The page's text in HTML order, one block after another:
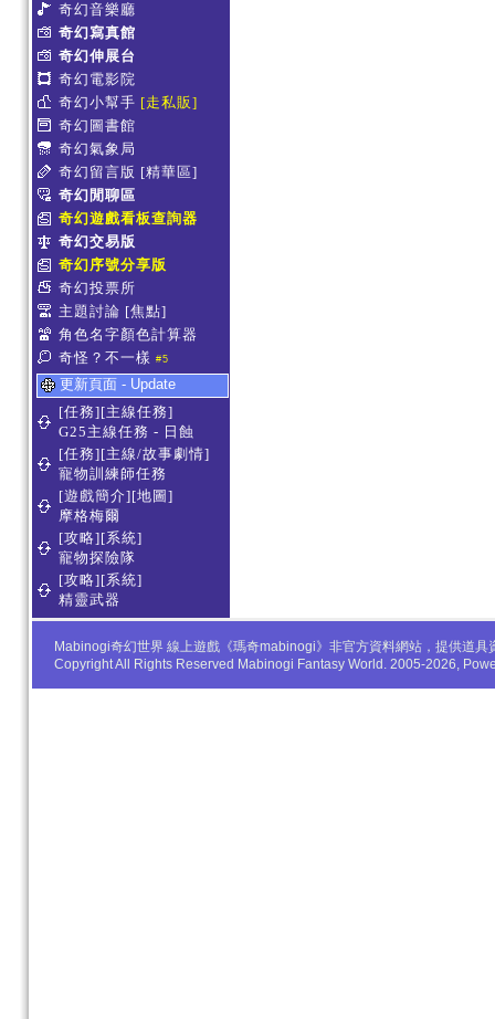
奇幻音樂廳
奇幻寫真館
奇幻伸展台
奇幻電影院
奇幻小幫手 [走私販]
奇幻圖書館
奇幻氣象局
奇幻留言版 [精華區]
奇幻閒聊區
奇幻遊戲看板查詢器
奇幻交易版
奇幻序號分享版
奇幻投票所
主題討論 [焦點]
角色名字顏色計算器
奇怪？不一樣 #5
更新頁面 - Update
[任務][主線任務]
G25主線任務 - 日蝕
[任務][主線/故事劇情]
寵物訓練師任務
[遊戲簡介][地圖]
摩格梅爾
[攻略][系統]
寵物探險隊
[攻略][系統]
精靈武器
Mabinogi奇幻世界 線上遊戲《瑪奇mabinogi》非官方資料網站，提供道
Copyright All Rights Reserved Mabinogi Fantasy World. 2005-2026,